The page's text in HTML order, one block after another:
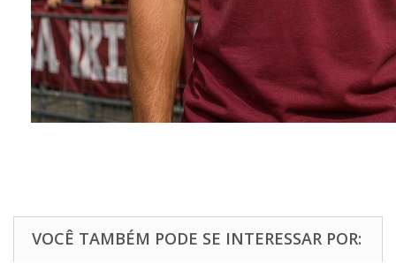
VOCÊ TAMBÉM PODE SE INTERESSAR POR: